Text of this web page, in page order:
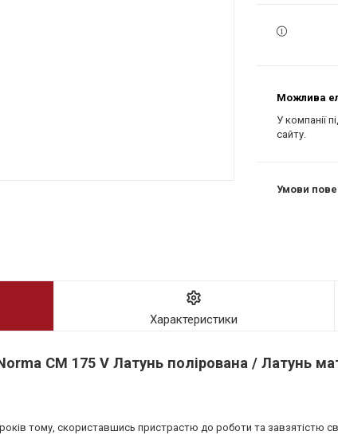
У компанії
сайту.
Характеристики
CM 175 V Латунь полірована / Латунь
тому, скориставшись пристрастю до роботи та завзятістю